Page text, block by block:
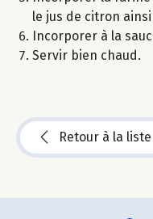
le jus de citron
Incorporer à la
Servir bien chaud.
Retour à la liste